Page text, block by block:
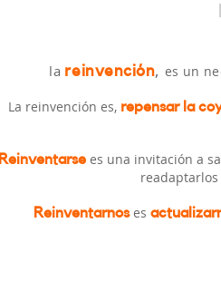
la reinvención, es un
La reinvención es, repensar la
Reinventarse es una invitación a
Reinventarnos es